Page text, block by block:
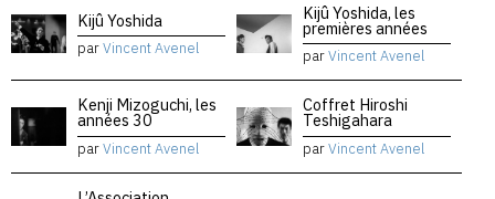
Kijû Yoshida
parVincent Avenel
Kijû Yoshida, les
premières années
parVincent Avenel
Kenji Mizoguchi, les
années 30
parVincent Avenel
Coffret Hiroshi
Teshigahara
parVincent Avenel